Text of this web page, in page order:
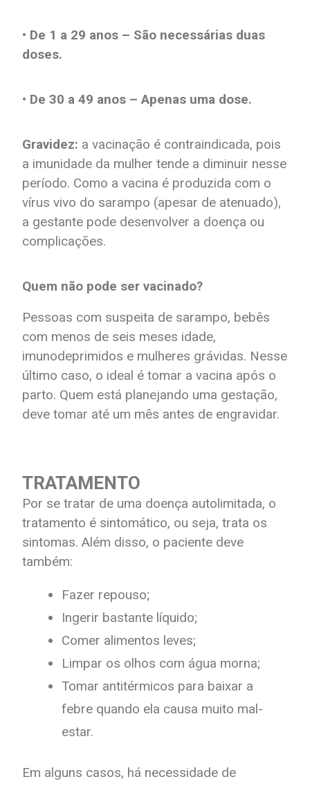
• De 1 a 29 anos – São necessárias duas
doses.
• De 30 a 49 anos – Apenas uma dose.
Gravidez: a vacinação é contraindicada, pois
a imunidade da mulher tende a diminuir nesse
período. Como a vacina é produzida com o
vírus vivo do sarampo (apesar de atenuado),
a gestante pode desenvolver a doença ou
complicações.
Quem não pode ser vacinado?
Pessoas com suspeita de sarampo, bebês
com menos de seis meses idade,
imunodeprimidos e mulheres grávidas. Nesse
último caso, o ideal é tomar a vacina após o
parto. Quem está planejando uma gestação,
deve tomar até um mês antes de engravidar.
TRATAMENTO
Por se tratar de uma doença autolimitada, o
tratamento é sintomático, ou seja, trata os
sintomas. Além disso, o paciente deve
também:
Fazer repouso;
Ingerir bastante líquido;
Comer alimentos leves;
Limpar os olhos com água morna;
Tomar antitérmicos para baixar a
febre quando ela causa muito mal-
estar.
Em alguns casos, há necessidade de